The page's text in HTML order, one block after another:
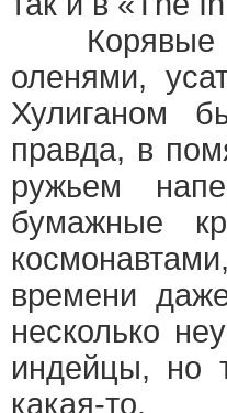
Корявые
оленями,
Хулиганом
правда, в
ружьем
бумажные
времени
несколько
индейцы, но
какая-то.